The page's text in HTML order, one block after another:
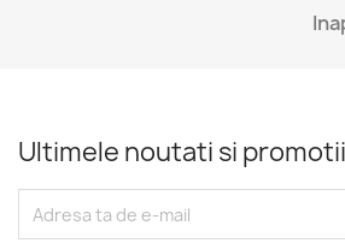
Ultimele noutati si